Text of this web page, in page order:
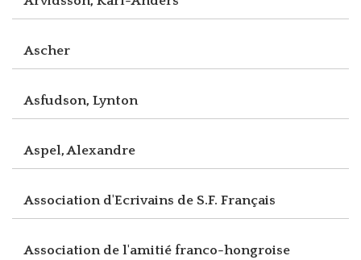
Ascher
Asfudson, Lynton
Aspel, Alexandre
Association d'Ecrivains de S.F. Français
Association de l'amitié franco-hongroise